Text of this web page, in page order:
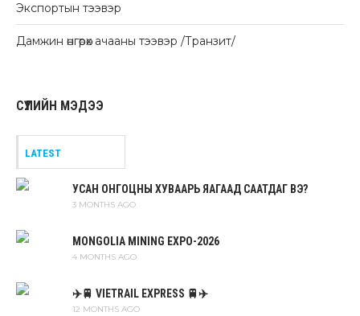
Экспортын тээвэр
Дамжин өнгөрөх ачааны тээвэр /Транзит/
СҮҮЛИЙН МЭДЭЭ
LATEST
УСАН ОНГОЦНЫ ХУВААРЬ ЯАГААД СААТДАГ ВЭ?
3 MONTHS AGO
MONGOLIA MINING EXPO-2026
4 MONTHS AGO
✈️🚆 VIETRAIL EXPRESS 🚆✈️
12 MONTHS AGO